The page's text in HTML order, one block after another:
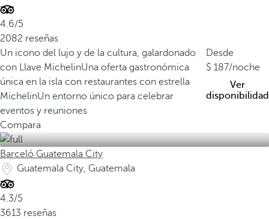
4.6/5
2082 reseñas
Un icono del lujo y de la cultura, galardonado
con Llave MichelinUna oferta gastronómica
única en la isla con restaurantes con estrella
MichelinUn entorno único para celebrar
eventos y reuniones
Desde
187/noche
Ver
disponibilidad
Compara
Barceló Guatemala City
Guatemala City, Guatemala
4.3/5
3613 reseñas